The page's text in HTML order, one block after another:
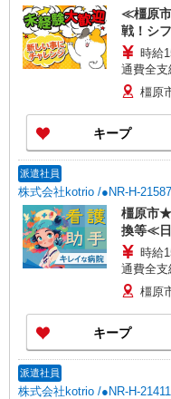
≪橿原
戦！シ
時給
通費全支
橿原
キープ
派遣社員
株式会社kotrio /●NR-H-
橿原市
換等≪
時給
通費全支
橿原
キープ
派遣社員
株式会社kotrio /●NR-H-